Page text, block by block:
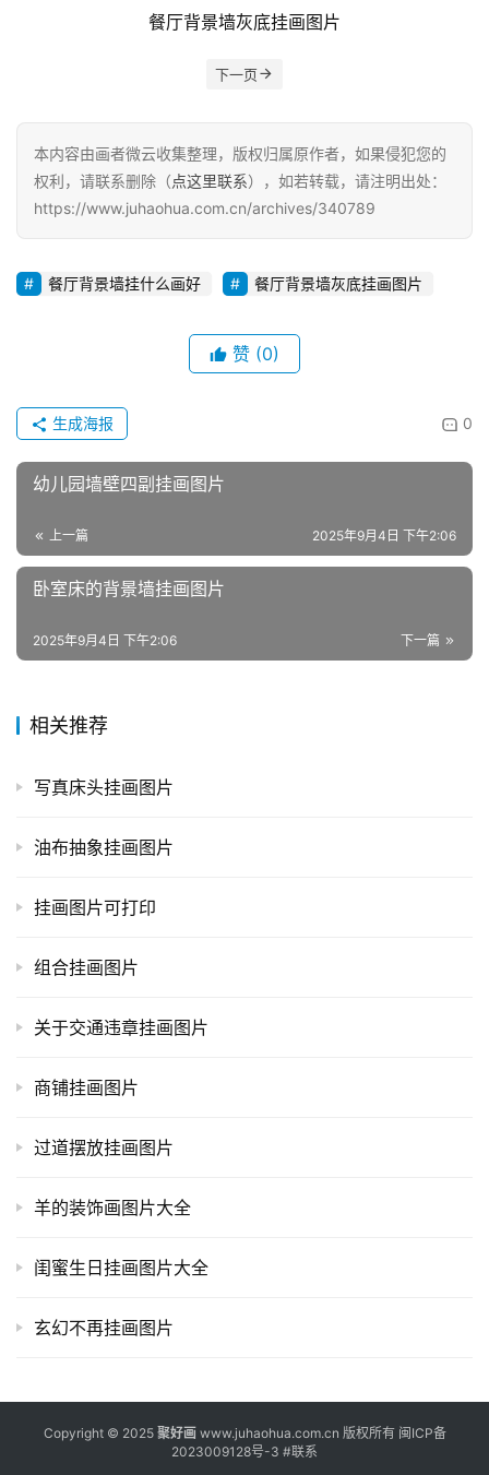
餐厅背景墙灰底挂画图片
下一页
本内容由画者微云收集整理，版权归属原作者，如果侵犯您的
权利，请联系删除（点这里联系），如若转载，请注明出处：
https://www.juhaohua.com.cn/archives/340789
餐厅背景墙挂什么画好 餐厅背景墙灰底挂画图片
赞 (0)
0
生成海报
幼儿园墙壁四副挂画图片
上一篇 2025年9月4日 下午2:06
卧室床的背景墙挂画图片
下一篇
2025年9月4日 下午2:06
相关推荐
写真床头挂画图片
油布抽象挂画图片
挂画图片可打印
组合挂画图片
关于交通违章挂画图片
商铺挂画图片
过道摆放挂画图片
羊的装饰画图片大全
闺蜜生日挂画图片大全
玄幻不再挂画图片
Copyright © 2025 聚好画www.juhaohua.com.cn 版权所有 闽ICP备
2023009128号-3 #联系